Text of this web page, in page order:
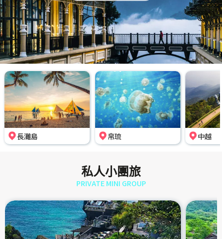
長灘島 帛琉 中越
私人小團旅
PRIVATE MINI GROUP